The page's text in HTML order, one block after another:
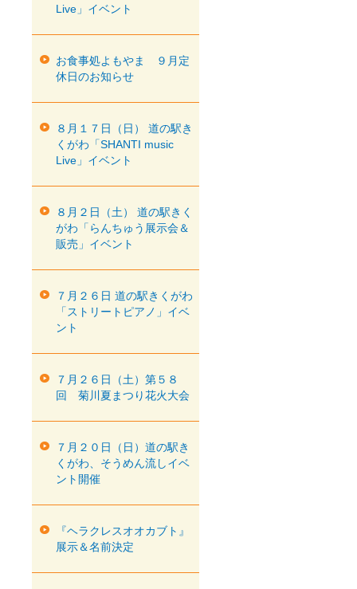
Live」イベント
お食事処よもやま ９月定
休日のお知らせ
８月１７日（日） 道の駅き
くがわ「SHANTI music
Live」イベント
８月２日（土） 道の駅きく
がわ「らんちゅう展示会＆
販売」イベント
７月２６日 道の駅きくがわ
「ストリートピアノ」イベ
ント
７月２６日（土）第５８
回 菊川夏まつり花火大会
７月２０日（日）道の駅き
くがわ、そうめん流しイベ
ント開催
『ヘラクレスオオカブト』
展示＆名前決定